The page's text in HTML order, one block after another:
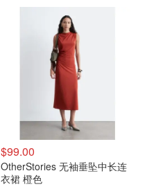
$99.00
OtherStories 无袖垂坠中长连
衣裙 橙色